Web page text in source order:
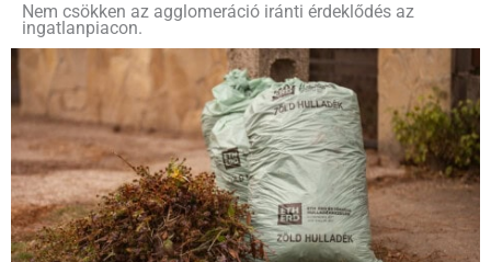
Nem csökken az agglomeráció iránti érdeklődés az
ingatlanpiacon.